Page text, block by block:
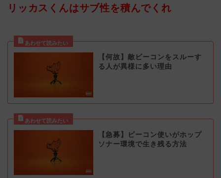
リッカスくんはサブ性を積んでくれ
【何故】敵ビーコンをスルーす
る人が異様に多い理由
【急募】ビーコン使いがホップ
ソナー環境で生き残る方法